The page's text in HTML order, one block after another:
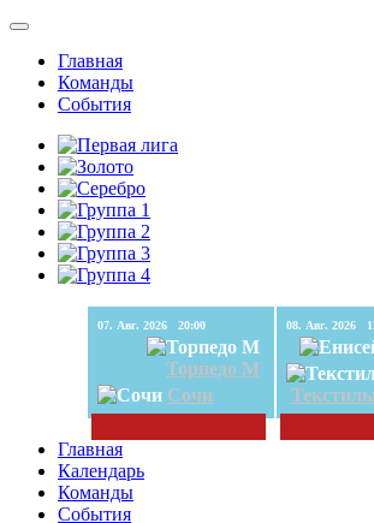
Главная
Команды
События
07. Авг. 2026 20:00
Торпедо М
Сочи
08.
Главная
Календарь
Команды
События